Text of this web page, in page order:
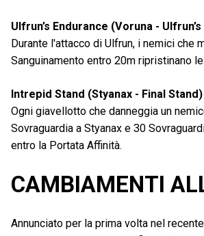
Ulfrun’s Endurance (Voruna -
Durante l'attacco di Ulfrun, i nemici che
Sanguinamento entro 20m ripristinano
Intrepid Stand (Styanax - Final Stand)
Ogni giavellotto che danneggia un
Sovraguardia a Styanax e 30
entro la Portata Affinità.
CAMBIAMENTI
Annunciato per la prima volta nel recente